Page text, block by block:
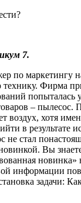
7.
по маркетингу
Фирма
попыталась
– пылесос.
воздух, хотя
в результате
не стал
Вы
новинка»
информации
задачи: